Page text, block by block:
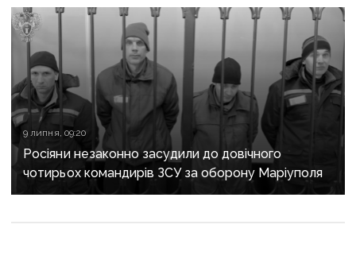
9 липня, 09:20
Росіяни незаконно засудили до довічного
чотирьох командирів ЗСУ за оборону Маріуполя